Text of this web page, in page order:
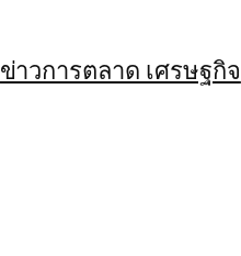
ข่าวการตลาด เศรษฐกิจ